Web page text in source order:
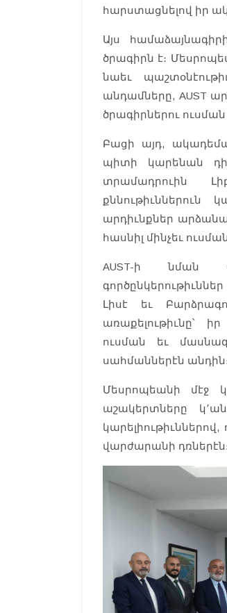
հարստացնելով իր
Այս
ծրագիրն է։
նաեւ
անդամները, AUST
ծրագիրներու ուսման
Բացի այդ,
պիտի կարենան
տրամադրուին
քննութիւններուն
արդիւնքներ
հասնիլ մինչեւ
AUST-ի նման
Լիսէ եւ
առաքելութիւնը՝
ուսման եւ
սահմաններէն
Մեսրոպեանի մէջ
աշակերտները
վարժարանի